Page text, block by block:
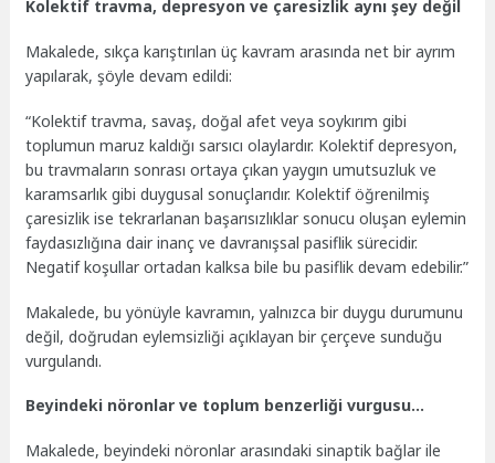
Kolektif travma, depresyon ve çaresizlik aynı şey değil
Makalede, sıkça karıştırılan üç kavram arasında net bir ayrım
yapılarak, şöyle devam edildi:
“Kolektif travma, savaş, doğal afet veya soykırım gibi
toplumun maruz kaldığı sarsıcı olaylardır. Kolektif depresyon,
bu travmaların sonrası ortaya çıkan yaygın umutsuzluk ve
karamsarlık gibi duygusal sonuçlarıdır. Kolektif öğrenilmiş
çaresizlik ise tekrarlanan başarısızlıklar sonucu oluşan eylemin
faydasızlığına dair inanç ve davranışsal pasiflik sürecidir.
Negatif koşullar ortadan kalksa bile bu pasiflik devam edebilir.”
Makalede, bu yönüyle kavramın, yalnızca bir duygu durumunu
değil, doğrudan eylemsizliği açıklayan bir çerçeve sunduğu
vurgulandı.
Beyindeki nöronlar ve toplum benzerliği vurgusu…
Makalede, beyindeki nöronlar arasındaki sinaptik bağlar ile